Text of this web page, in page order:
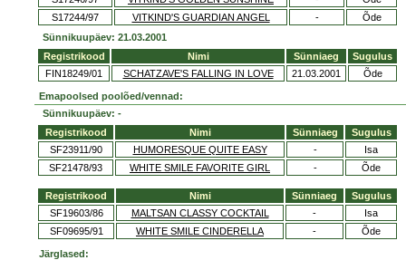
S17244/97
VITKIND'S GUARDIAN ANGEL -
Õde
Sünnikuupäev: 21.03.2001
Registrikood
Nimi Sünniaeg
Sugulus
FIN18249/01
SCHATZAVE'S FALLING IN LOVE 21.03.2001 Õde
Emapoolsed poolõed/vennad:
Sünnikuupäev: -
Registrikood
Nimi Sünniaeg
Sugulus
SF23911/90
HUMORESQUE QUITE EASY -
Isa
SF21478/93
WHITE SMILE FAVORITE GIRL - Õde
Registrikood Nimi Sünniaeg
Sugulus
SF19603/86
MALTSAN CLASSY COCKTAIL -
Isa
SF09695/91
WHITE SMILE CINDERELLA - Õde
Järglased: